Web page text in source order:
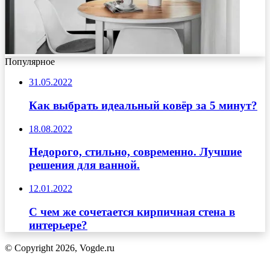
Популярное
31.05.2022
Как выбрать идеальный ковёр за 5 минут?
18.08.2022
Недорого, стильно, современно. Лучшие
решения для ванной.
12.01.2022
С чем же сочетается кирпичная стена в
интерьере?
© Copyright 2026, Vogde.ru